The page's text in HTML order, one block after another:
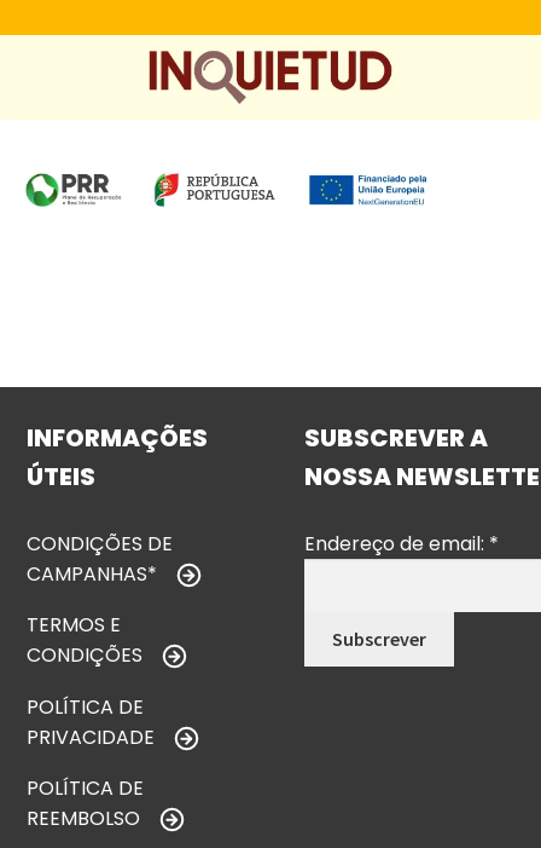
INFORMAÇÕES
ÚTEIS
CONDIÇÕES DE
CAMPANHAS*
TERMOS E
CONDIÇÕES
POLÍTICA DE
PRIVACIDADE
POLÍTICA DE
REEMBOLSO
SUBSCREVER A
NOSSA
Endereço de email: *